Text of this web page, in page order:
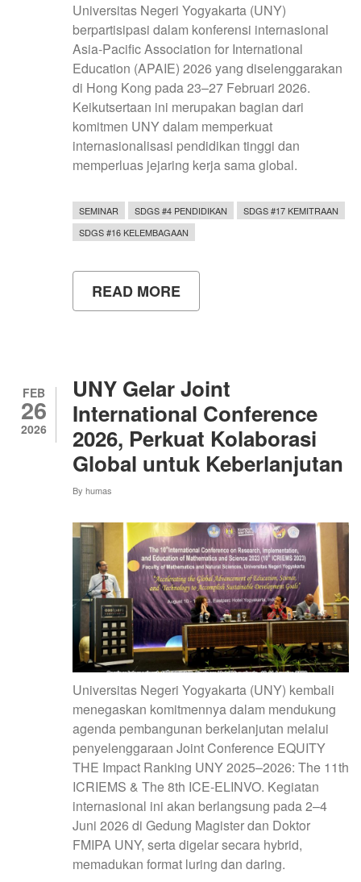
Universitas Negeri Yogyakarta (UNY)
berpartisipasi dalam konferensi internasional
Asia-Pacific Association for International
Education (APAIE) 2026 yang diselenggarakan
di Hong Kong pada 23–27 Februari 2026.
Keikutsertaan ini merupakan bagian dari
komitmen UNY dalam memperkuat
internasionalisasi pendidikan tinggi dan
memperluas jejaring kerja sama global.
SEMINAR SDGS #4 PENDIDIKAN
SDGS #17 KEMITRAAN
SDGS #16 KELEMBAGAAN
READ MORE
LANGKAH
DI
APAIE
2026
HONG
KONG
FEB
26
2026
UNY Gelar Joint
International Conference
2026, Perkuat Kolaborasi
Global untuk Keberlanjutan
By humas
Universitas Negeri Yogyakarta (UNY) kembali
menegaskan komitmennya dalam mendukung
agenda pembangunan berkelanjutan melalui
penyelenggaraan Joint Conference EQUITY
THE Impact Ranking UNY 2025–2026: The 11th
ICRIEMS & The 8th ICE-ELINVO. Kegiatan
internasional ini akan berlangsung pada 2–4
Juni 2026 di Gedung Magister dan Doktor
FMIPA UNY, serta digelar secara hybrid,
memadukan format luring dan daring.